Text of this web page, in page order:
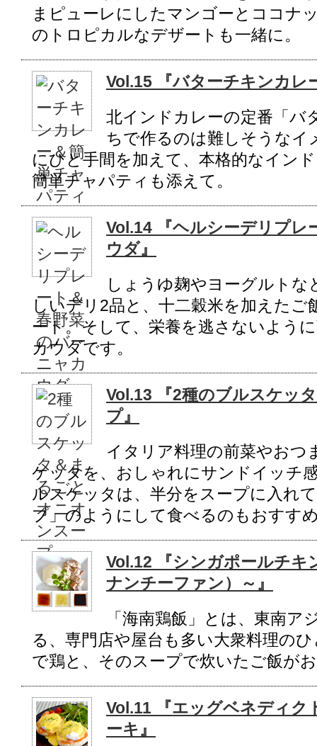
まピューレにしたマンゴーとココナ
のトロピカルなデザートも一緒に。
Vol.15 『バターチキンカレ
北インドカレーの定番「バ
ちで作るのは難しそうなイ
にひと手間を加えて、本格的なイン
簡単チャパティも添えて。
Vol.14 『ヘルシーデリプレ
ウダ』
しょうゆ麹やヨーグルトな
しいデリ2品と、十二穀米を加えた
ート。そして、栄養を逃さないよう
カウダです。
Vol.13 『2種のブルスケッ
プ』
イタリア料理の前菜やおつ
ケッタを、おしゃれにサンドイッチ
ルスケッタは、半分をスープに入れ
プ」のようにして食べるのもおすす
Vol.12 『シンガポールチキ
ナンチーファン）～』
「海南鶏飯」とは、東南
る、専門店や屋台も多い大衆料理の
で鶏と、そのスープで炊いたご飯が
Vol.11 『エッグベネディク
ーキ』